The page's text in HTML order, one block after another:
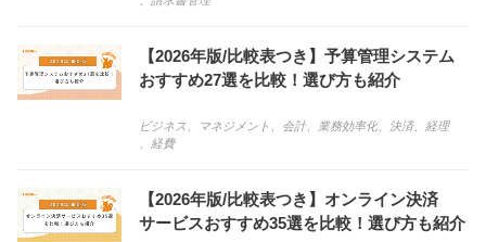
【2026年版/比較表つき】予算管理システム
おすすめ27選を比較！選び方も紹介
ビジネス マネジメント 会計、 業務効率化、 決済、 経理
経費
【2026年版/比較表つき】オンライン決済
サービスおすすめ35選を比較！選び方も紹介